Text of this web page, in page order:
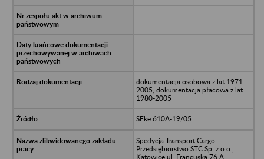
dokumentacja osobowa z lat 1971-
2005, dokumentacja płacowa z lat
1980-2005
SEke 610A-19/05
Spedycja Transport Cargo
Przedsiębiorstwo STC Sp. z o.o.,
Katowice ul. Francuska 76 A